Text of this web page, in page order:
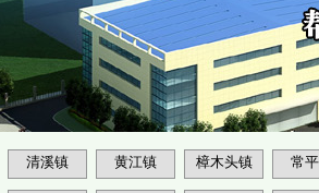
清溪镇 黄江镇 樟木头镇 常